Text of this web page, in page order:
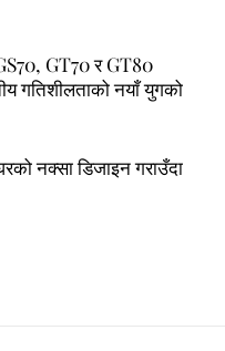
GS70, GT70 र GT80
गतिशीलताको नयाँ युगको
नक्सा डिजाइन गराउँदा